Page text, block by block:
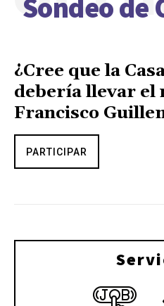
Sondeo de
¿Cree que la
debería llevar el
Francisco
PARTICIPAR